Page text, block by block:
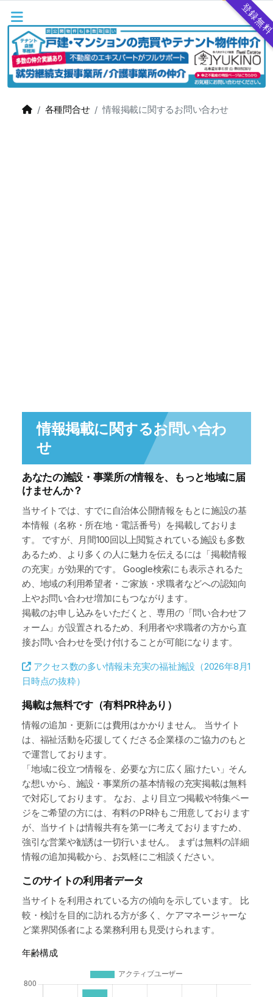
登録無
各種問合せ 情報掲載に関するお問い合わせ
情報掲載に関するお問い合わ
せ
あなたの施設・事業所の情報を、もっと地域に届
けませんか？
当サイトでは、すでに自治体公開情報をもとに施設の基
本情報（名称・所在地・電話番号）を掲載しておりま
す。 ですが、月間100回以上閲覧されている施設も多数
あるため、より多くの人に魅力を伝えるには「掲載情報
の充実」が効果的です。 Google検索にも表示されるた
め、地域の利用希望者・ご家族・求職者などへの認知向
上やお問い合わせ増加にもつながります。
掲載のお申し込みをいただくと、専用の「問い合わせフ
ォーム」が設置されるため、利用者や求職者の方から直
接お問い合わせを受け付けることが可能になります。
アクセス数の多い情報未充実の福祉施設（2026年8月1
日時点の抜粋）
掲載は無料です（有料PR枠あり）
情報の追加・更新には費用はかかりません。 当サイト
は、福祉活動を応援してくださる企業様のご協力のもと
で運営しております。
「地域に役立つ情報を、必要な方に広く届けたい」そん
な想いから、施設・事業所の基本情報の充実掲載は無料
で対応しております。 なお、より目立つ掲載や特集ペー
ジをご希望の方には、有料のPR枠もご用意しております
が、当サイトは情報共有を第一に考えておりますため、
強引な営業や勧誘は一切行いません。 まずは無料の詳細
情報の追加掲載から、お気軽にご相談ください。
このサイトの利用者データ
当サイトを利用されている方の傾向を示しています。 比
較・検討を目的に訪れる方が多く、ケアマネージャーな
ど業界関係者による業務利用も見受けられます。
年齢構成